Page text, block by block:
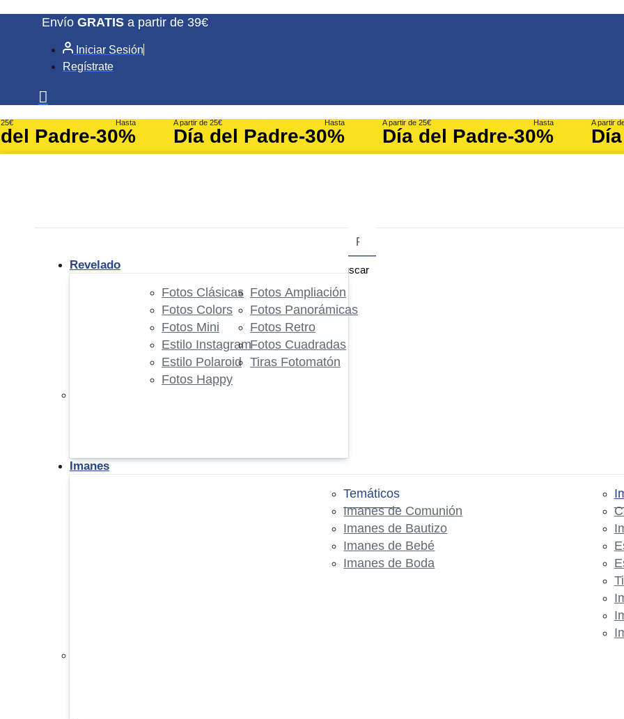
Envío GRATIS a partir de 39€
Iniciar Sesión
Regístrate
Padre
Hasta
-30%
A partir de 25€
Día del Padre
Hasta
-30%
A partir de 25€
Día del Padre
Hasta
-30%
A partir
Buscar
Revelado
Fotos Clásicas
Fotos Colors
Fotos Mini
Estilo Instagram
Estilo Polaroid
Fotos Happy
Fotos Ampliación
Fotos Panorámicas
Fotos Retro
Fotos Cuadradas
Tiras Fotomatón
Imanes
Temáticos
Imanes de Comunión
Imanes de Bautizo
Imanes de Bebé
Imanes de Boda